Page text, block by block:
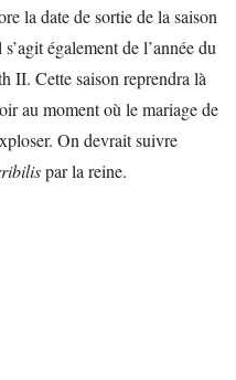
la date de sortie de la saison
également de l’année du
II. Cette saison reprendra là
au moment où le mariage de
On devrait suivre
par la reine.